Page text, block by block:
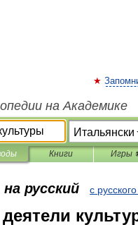
на Академике
Книги Игры
русский с